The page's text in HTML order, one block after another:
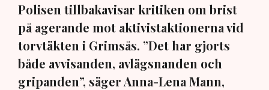
Polisen tillbakavisar kritiken om brist
på agerande mot aktivistaktionerna vid
torvtäkten i Grimsås. ”Det har gjorts
både avvisanden, avlägsnanden och
gripanden”, säger Anna-Lena Mann,